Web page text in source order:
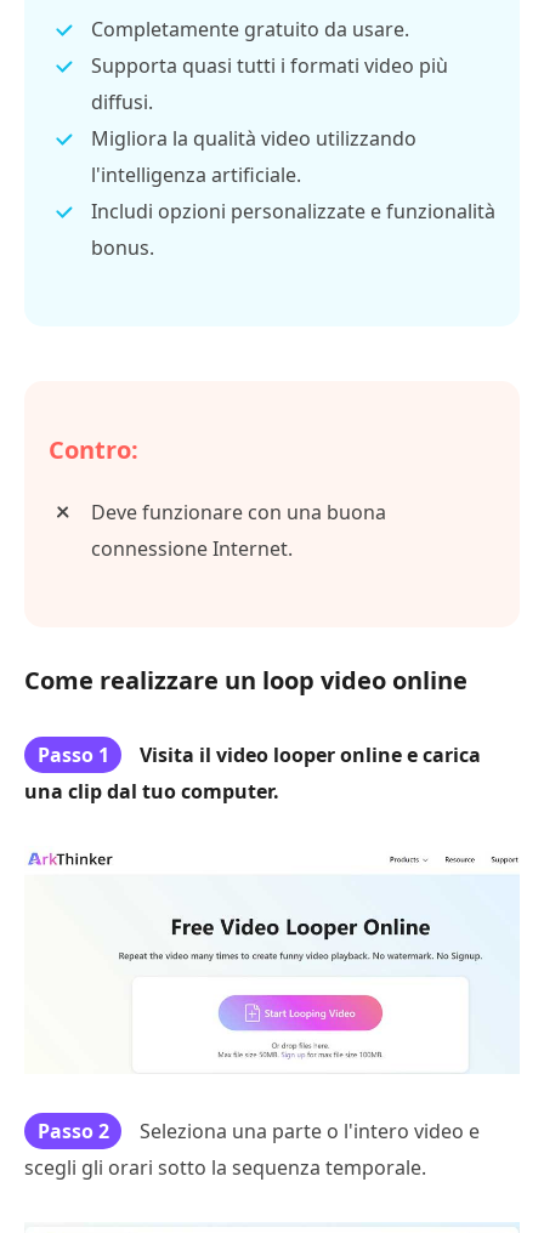
Completamente gratuito da usare.
Supporta quasi tutti i formati video più
diffusi.
Migliora la qualità video utilizzando
l'intelligenza artificiale.
Includi opzioni personalizzate e funzionalità
bonus.
Contro:
Deve funzionare con una buona
connessione Internet.
Come realizzare un loop video online
Passo 1
Visita il video looper online e carica
una clip dal tuo computer.
Passo 2
Seleziona una parte o l'intero video e
scegli gli orari sotto la sequenza temporale.